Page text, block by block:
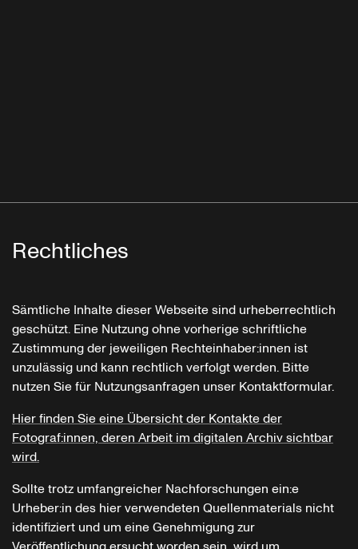
Rechtliches
Sämtliche Inhalte dieser Webseite sind urheberrechtlich
geschützt. Eine Nutzung ohne vorherige schriftliche
Zustimmung der jeweiligen Rechteinhaber:innen ist
unzulässig und kann rechtlich verfolgt werden. Bitte
nutzen Sie für Nutzungsanfragen unser Kontaktformular.
Hier finden Sie eine Übersicht der Kontakte der
Fotograf:innen, deren Arbeit im digitalen Archiv sichtbar
wird.
Sollte trotz umfangreicher Nachforschungen ein:e
Urheber:in des hier verwendeten Quellenmaterials nicht
identifiziert und um eine Genehmigung zur